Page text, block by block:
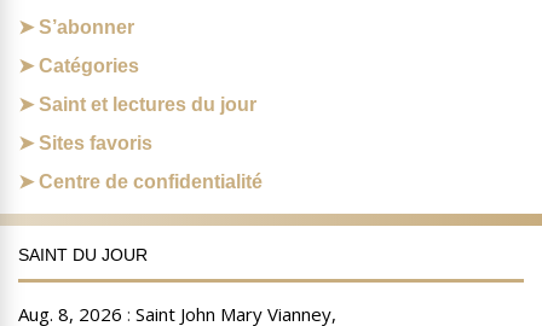
S’abonner
Catégories
Saint et lectures du jour
Sites favoris
Centre de confidentialité
SAINT DU JOUR